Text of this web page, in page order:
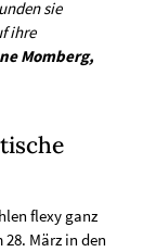
sie
ihre
Momberg,
flexy ganz
März in den